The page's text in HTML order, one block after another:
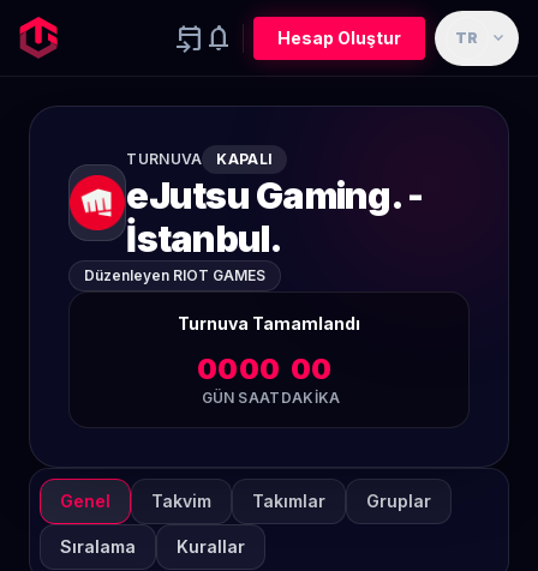
event_upcoming notifications Hesap Oluştur TR expand_more
TURNUVA KAPALI
eJutsu Gaming. -
İstanbul.
Düzenleyen RIOT GAMES
Turnuva Tamamlandı
00
GÜN
00
SAAT
00
DAKIKA
Genel Takvim Takımlar Gruplar
Sıralama Kurallar